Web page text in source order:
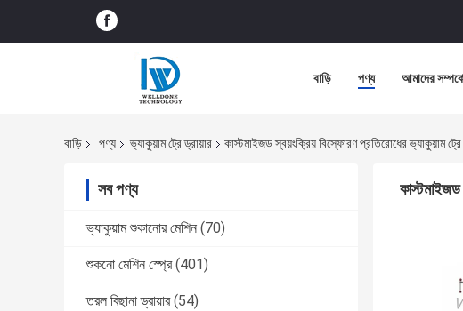
বাড়ি পণ্য আমাদের
বাড়ি পণ্য ভ্যাকুয়াম ট্রে ড্রায়ার কাস্টমাইজড স্বয়ংক্রিয় বিস্ফোরণ প্রতিরোধের ভ্যাকুয়াম ট্রে
সব পণ্য
ভ্যাকুয়াম শুকানোর মেশিন (70)
শুকনো মেশিন স্প্রে (401)
তরল বিছানা ড্রায়ার (54)
কাস্টমাইজড